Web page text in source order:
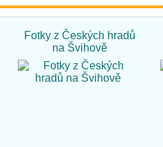
Fotky z Českých hradů
na Švihově